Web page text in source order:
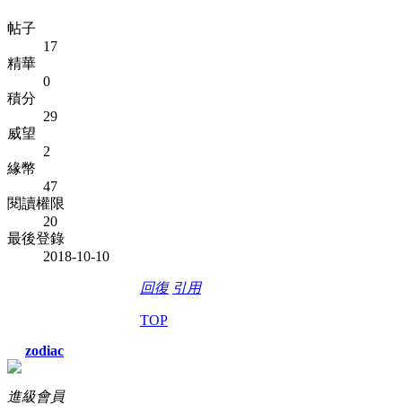
帖子
17
精華
0
積分
29
威望
2
緣幣
47
閱讀權限
20
最後登錄
2018-10-10
回復 引用
TOP
zodiac
進級會員